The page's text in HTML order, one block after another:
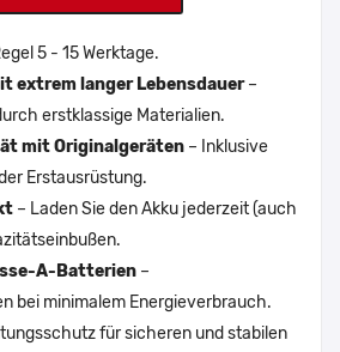
5 - 15 Werktage.
extrem langer Lebensdauer–
erstklassige Materialien.
mit Originalgeräten – Inklusive
Erstausrüstung.
– Laden Sie den Akku jederzeit (auch
A-Batterien –
bei minimalem Energieverbrauch.
für sicheren und stabilen